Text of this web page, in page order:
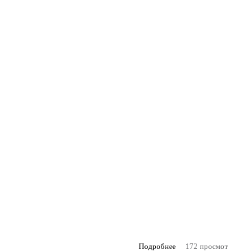
Подробнее
о
172